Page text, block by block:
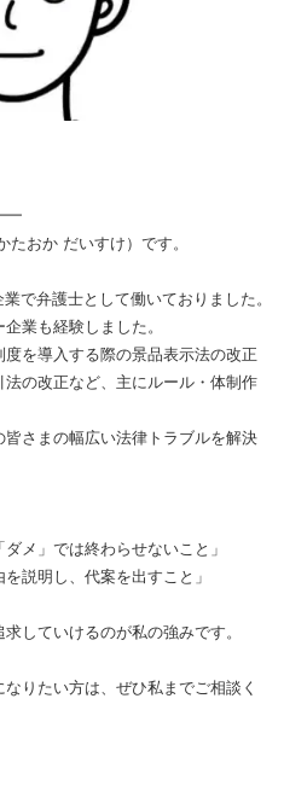
おか だいすけ）です。
で弁護士として働いておりました。
業も経験しました。
を導入する際の景品表示法の改正
の改正など、主にルール・体制作
さまの幅広い法律トラブルを解決
メ」では終わらせないこと」
説明し、代案を出すこと」
していけるのが私の強みです。
りたい方は、ぜひ私までご相談く